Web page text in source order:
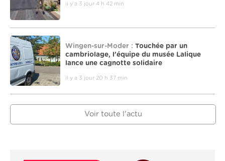
il y a 3 jour 4 h 42 min
Wingen-sur-Moder : Touchée par un
cambriolage, l’équipe du musée Lalique
lance une cagnotte solidaire
il y a 3 jour 20 h 37 min
Voir toute l'actu